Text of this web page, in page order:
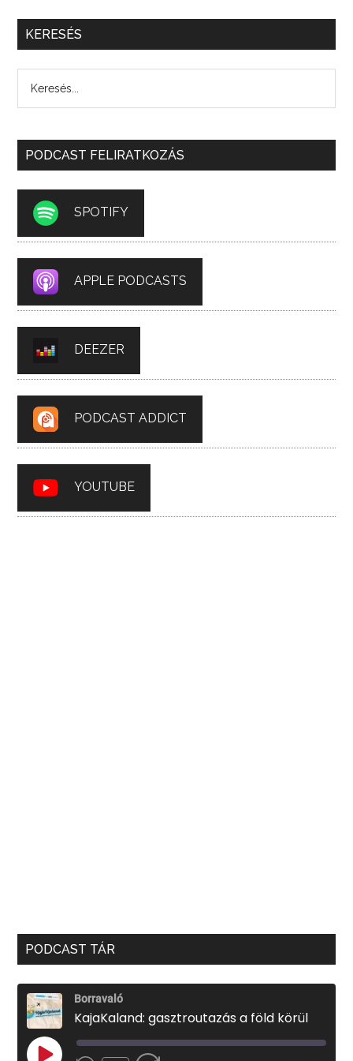
KERESÉS
PODCAST FELIRATKOZÁS
SPOTIFY
APPLE PODCASTS
DEEZER
PODCAST ADDICT
YOUTUBE
PODCAST TÁR
Borravaló
KajaKaland: gasztroutazás a föld körül